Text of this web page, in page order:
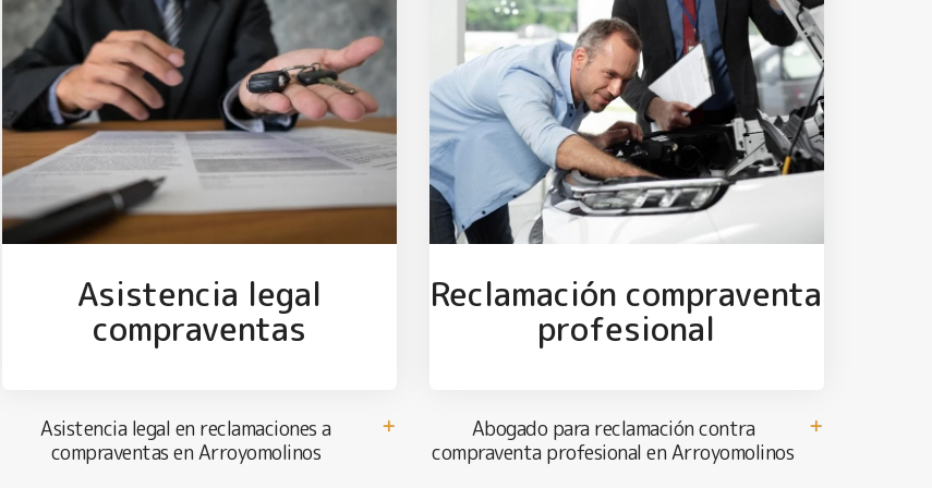
Asistencia legal
compraventas
Asistencia legal en reclamaciones a
compraventas en Arroyomolinos
Reclamación compraventa
profesional
Abogado para reclamación contra
compraventa profesional en Arroyomolinos